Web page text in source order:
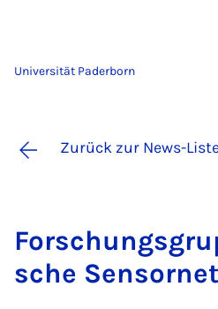
Universität Paderborn
Zurück zur News-
sche